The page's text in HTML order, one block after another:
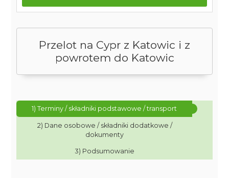
Przelot na Cypr z Katowic i z
powrotem do Katowic
1) Terminy / składniki podstawowe / transport
2) Dane osobowe / składniki dodatkowe /
dokumenty
3) Podsumowanie